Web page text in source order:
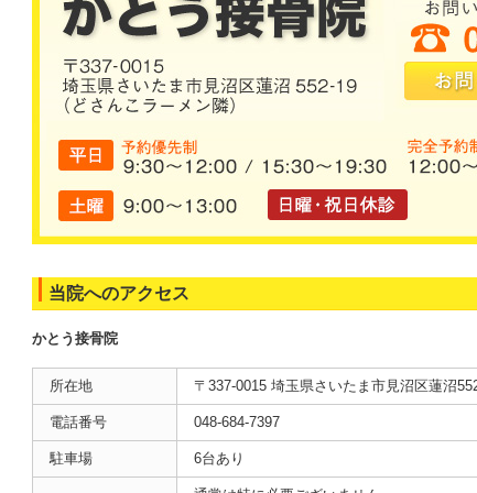
当院へのアクセス
かとう接骨院
所在地 〒337-0015 埼玉県さいたま市見沼区蓮沼
電話番号 048-684-7397
駐車場 6台あり